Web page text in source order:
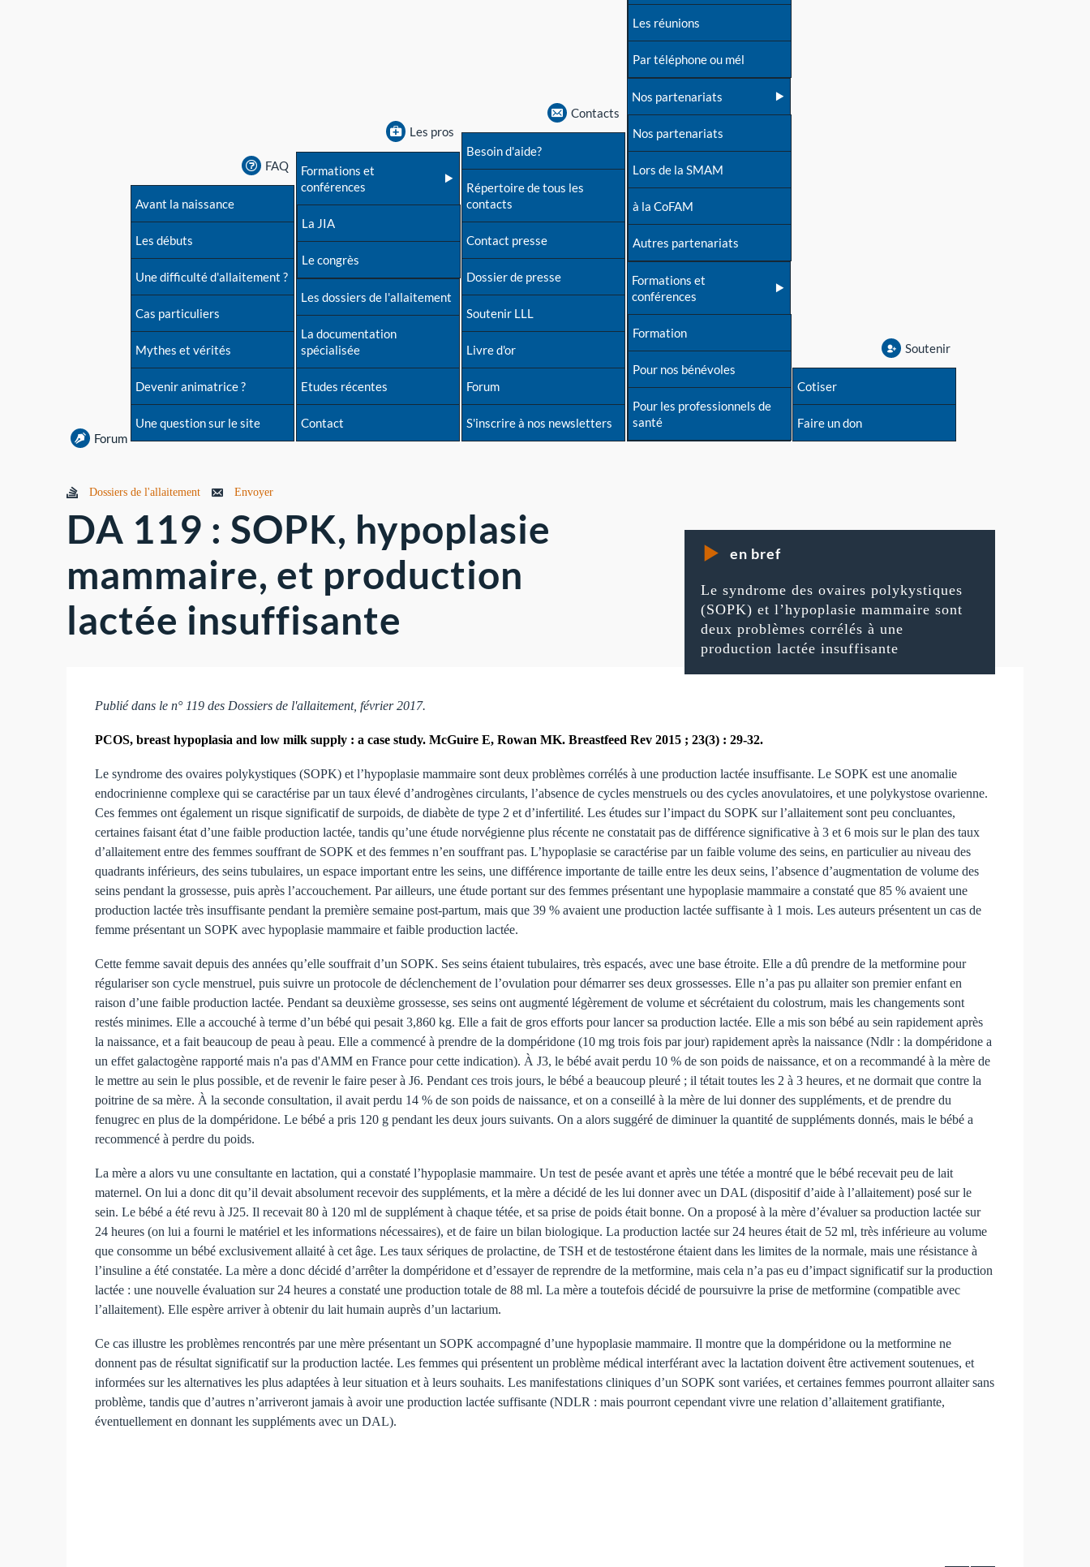
Forum
FAQ
Avant la naissance
Les débuts
Une difficulté d'allaitement ?
Cas particuliers
Mythes et vérités
Devenir animatrice ?
Une question sur le site
Les pros
Formations et
conférences
La JIA
Le congrès
Les dossiers de l'allaitement
La documentation
spécialisée
Etudes récentes
Contact
Contacts
Besoin d'aide?
Répertoire de tous les
contacts
Contact presse
Dossier de presse
Soutenir LLL
Livre d'or
Forum
S'inscrire à nos newsletters
Les réunions
Par téléphone ou mél
Nos partenariats
Nos partenariats
Lors de la SMAM
à la CoFAM
Autres partenariats
Formations et
conférences
Formation
Pour nos bénévoles
Pour les professionnels de
santé
Soutenir
Cotiser
Faire un don
en bref
Le syndrome des ovaires polykystiques
(SOPK) et l’hypoplasie mammaire sont
deux problèmes corrélés à une
production lactée insuffisante
Dossiers de l'allaitement Envoyer
DA 119 : SOPK, hypoplasie
mammaire, et production
lactée insuffisante
Publié dans le n° 119 des Dossiers de l'allaitement, février 2017.
PCOS, breast hypoplasia and low milk supply : a case study. McGuire E, Rowan MK. Breastfeed Rev 2015 ; 23(3) : 29-32.
Le syndrome des ovaires polykystiques (SOPK) et l’hypoplasie mammaire sont deux problèmes corrélés à une production lactée insuffisante. Le SOPK est une anomalie
endocrinienne complexe qui se caractérise par un taux élevé d’androgènes circulants, l’absence de cycles menstruels ou des cycles anovulatoires, et une polykystose ovarienne.
Ces femmes ont également un risque significatif de surpoids, de diabète de type 2 et d’infertilité. Les études sur l’impact du SOPK sur l’allaitement sont peu concluantes,
certaines faisant état d’une faible production lactée, tandis qu’une étude norvégienne plus récente ne constatait pas de différence significative à 3 et 6 mois sur le plan des taux
d’allaitement entre des femmes souffrant de SOPK et des femmes n’en souffrant pas. L’hypoplasie se caractérise par un faible volume des seins, en particulier au niveau des
quadrants inférieurs, des seins tubulaires, un espace important entre les seins, une différence importante de taille entre les deux seins, l’absence d’augmentation de volume des
seins pendant la grossesse, puis après l’accouchement. Par ailleurs, une étude portant sur des femmes présentant une hypoplasie mammaire a constaté que 85 % avaient une
production lactée très insuffisante pendant la première semaine post-partum, mais que 39 % avaient une production lactée suffisante à 1 mois. Les auteurs présentent un cas de
femme présentant un SOPK avec hypoplasie mammaire et faible production lactée.
Cette femme savait depuis des années qu’elle souffrait d’un SOPK. Ses seins étaient tubulaires, très espacés, avec une base étroite. Elle a dû prendre de la metformine pour
régulariser son cycle menstruel, puis suivre un protocole de déclenchement de l’ovulation pour démarrer ses deux grossesses. Elle n’a pas pu allaiter son premier enfant en
raison d’une faible production lactée. Pendant sa deuxième grossesse, ses seins ont augmenté légèrement de volume et sécrétaient du colostrum, mais les changements sont
restés minimes. Elle a accouché à terme d’un bébé qui pesait 3,860 kg. Elle a fait de gros efforts pour lancer sa production lactée. Elle a mis son bébé au sein rapidement après
la naissance, et a fait beaucoup de peau à peau. Elle a commencé à prendre de la dompéridone (10 mg trois fois par jour) rapidement après la naissance (Ndlr : la dompéridone a
un effet galactogène rapporté mais n'a pas d'AMM en France pour cette indication). À J3, le bébé avait perdu 10 % de son poids de naissance, et on a recommandé à la mère de
le mettre au sein le plus possible, et de revenir le faire peser à J6. Pendant ces trois jours, le bébé a beaucoup pleuré ; il tétait toutes les 2 à 3 heures, et ne dormait que contre la
poitrine de sa mère. À la seconde consultation, il avait perdu 14 % de son poids de naissance, et on a conseillé à la mère de lui donner des suppléments, et de prendre du
fenugrec en plus de la dompéridone. Le bébé a pris 120 g pendant les deux jours suivants. On a alors suggéré de diminuer la quantité de suppléments donnés, mais le bébé a
recommencé à perdre du poids.
La mère a alors vu une consultante en lactation, qui a constaté l’hypoplasie mammaire. Un test de pesée avant et après une tétée a montré que le bébé recevait peu de lait
maternel. On lui a donc dit qu’il devait absolument recevoir des suppléments, et la mère a décidé de les lui donner avec un DAL (dispositif d’aide à l’allaitement) posé sur le
sein. Le bébé a été revu à J25. Il recevait 80 à 120 ml de supplément à chaque tétée, et sa prise de poids était bonne. On a proposé à la mère d’évaluer sa production lactée sur
24 heures (on lui a fourni le matériel et les informations nécessaires), et de faire un bilan biologique. La production lactée sur 24 heures était de 52 ml, très inférieure au volume
que consomme un bébé exclusivement allaité à cet âge. Les taux sériques de prolactine, de TSH et de testostérone étaient dans les limites de la normale, mais une résistance à
l’insuline a été constatée. La mère a donc décidé d’arrêter la dompéridone et d’essayer de reprendre de la metformine, mais cela n’a pas eu d’impact significatif sur la production
lactée : une nouvelle évaluation sur 24 heures a constaté une production totale de 88 ml. La mère a toutefois décidé de poursuivre la prise de metformine (compatible avec
l’allaitement). Elle espère arriver à obtenir du lait humain auprès d’un lactarium.
Ce cas illustre les problèmes rencontrés par une mère présentant un SOPK accompagné d’une hypoplasie mammaire. Il montre que la dompéridone ou la metformine ne
donnent pas de résultat significatif sur la production lactée. Les femmes qui présentent un problème médical interférant avec la lactation doivent être activement soutenues, et
informées sur les alternatives les plus adaptées à leur situation et à leurs souhaits. Les manifestations cliniques d’un SOPK sont variées, et certaines femmes pourront allaiter sans
problème, tandis que d’autres n’arriveront jamais à avoir une production lactée suffisante (NDLR : mais pourront cependant vivre une relation d’allaitement gratifiante,
éventuellement en donnant les suppléments avec un DAL).